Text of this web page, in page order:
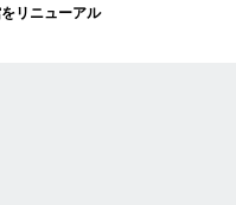
リニューアル